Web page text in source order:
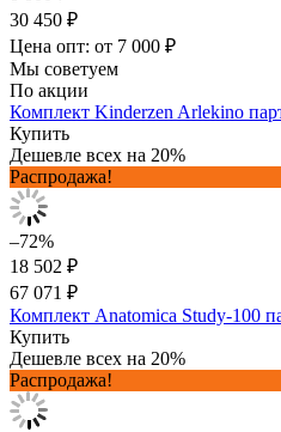
30 450 ₽
Цена опт: от 7 000 ₽
Мы советуем
По акции
Комплект Kinderzen Arlekino
Купить
Дешевле всех на 20%
Распродажа!
–72%
18 502 ₽
67 071 ₽
Комплект Anatomica Study-100
Купить
Дешевле всех на 20%
Распродажа!